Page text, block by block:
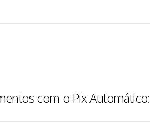
com o Pix Automático: